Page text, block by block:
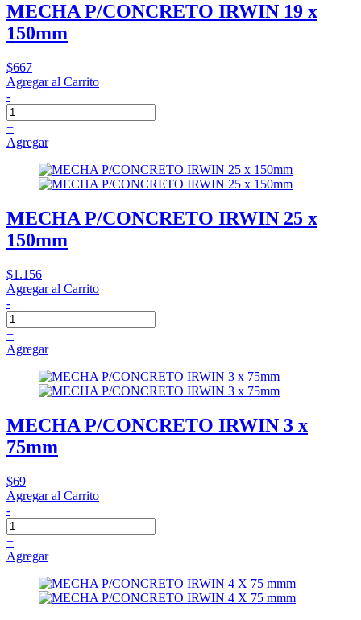
MECHA P/CONCRETO IRWIN 19 x
150mm
$667
Agregar al Carrito
-
+
Agregar
MECHA P/CONCRETO IRWIN 25 x
150mm
$1.156
Agregar al Carrito
-
+
Agregar
MECHA P/CONCRETO IRWIN 3 x
75mm
$69
Agregar al Carrito
-
+
Agregar